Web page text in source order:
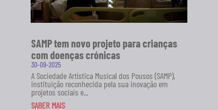
SAMP tem novo projeto para crianças
com doenças crónicas
30-09-2025
A Sociedade Artística Musical dos Pousos (SAMP),
instituição reconhecida pela sua inovação em
projetos sociais e...
SABER MAIS